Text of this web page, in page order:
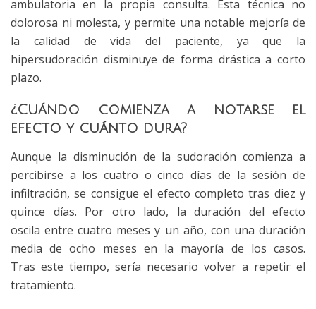
ambulatoria en la propia consulta. Esta técnica no
dolorosa ni molesta, y permite una notable mejoría de
la calidad de vida del paciente, ya que la
hipersudoración disminuye de forma drástica a corto
plazo.
¿Cuándo comienza a notarse el
efecto y cuánto dura?
Aunque la disminución de la sudoración comienza a
percibirse a los cuatro o cinco días de la sesión de
infiltración, se consigue el efecto completo tras diez y
quince días. Por otro lado, la duración del efecto
oscila entre cuatro meses y un año, con una duración
media de ocho meses en la mayoría de los casos.
Tras este tiempo, sería necesario volver a repetir el
tratamiento.